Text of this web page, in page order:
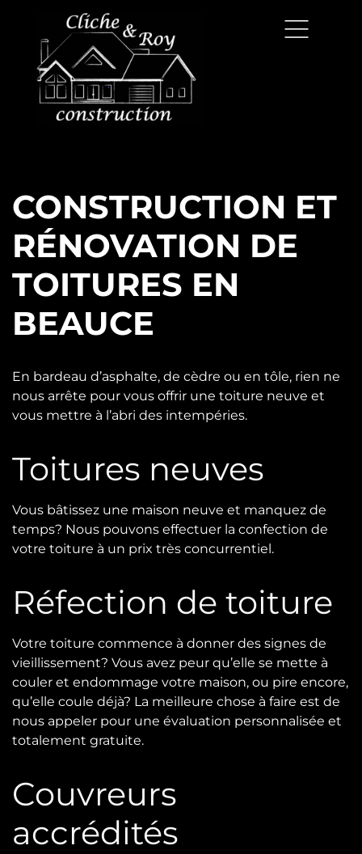
CONSTRUCTION ET
RÉNOVATION DE
TOITURES EN
BEAUCE
En bardeau d’asphalte, de cèdre ou en tôle, rien ne
nous arrête pour vous offrir une toiture neuve et
vous mettre à l’abri des intempéries.
Toitures neuves
Vous bâtissez une maison neuve et manquez de
temps? Nous pouvons effectuer la confection de
votre toiture à un prix très concurrentiel.
Réfection de toiture
Votre toiture commence à donner des signes de
vieillissement? Vous avez peur qu’elle se mette à
couler et endommage votre maison, ou pire encore,
qu’elle coule déjà? La meilleure chose à faire est de
nous appeler pour une évaluation personnalisée et
totalement gratuite.
Couvreurs
accrédités